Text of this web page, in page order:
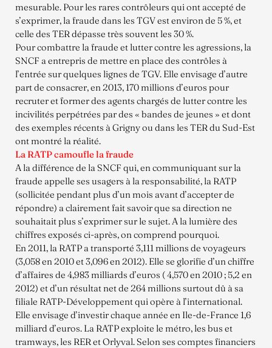
mesurable. Pour les rares contrôleurs qui ont accepté de
s’exprimer, la fraude dans les TGV est environ de 5 %, et
celle des TER dépasse très souvent les 30 %.
Pour combattre la fraude et lutter contre les agressions, la
SNCF a entrepris de mettre en place des contrôles à
l’entrée sur quelques lignes de TGV. Elle envisage d’autre
part de consacrer, en 2013, 170 millions d’euros pour
recruter et former des agents chargés de lutter contre les
incivilités perpétrées par des « bandes de jeunes » et dont
des exemples récents à Grigny ou dans les TER du Sud-Est
ont montré la réalité.
La RATP camoufle la fraude
A la différence de la SNCF qui, en communiquant sur la
fraude appelle ses usagers à la responsabilité, la RATP
(sollicitée pendant plus d’un mois avant d’accepter de
répondre) a clairement fait savoir que sa direction ne
souhaitait plus s’exprimer sur le sujet. A la lumière des
chiffres exposés ci-après, on comprend pourquoi.
En 2011, la RATP a transporté 3,111 millions de voyageurs
(3,058 en 2010 et 3,096 en 2012). Elle se glorifie d’un chiffre
d’affaires de 4,983 milliards d’euros ( 4,570 en 2010 ; 5,2 en
2012) et d’un résultat net de 264 millions surtout dû à sa
filiale RATP-Développement qui opère à l’international.
Elle envisage d’investir chaque année en Ile-de-France 1,6
milliard d’euros. La RATP exploite le métro, les bus et
tramways, les RER et Orlyval. Selon ses comptes financiers